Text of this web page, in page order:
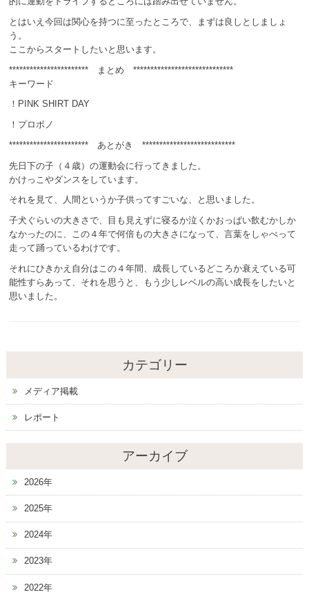
とはいえ今回は関心を持つに至ったところで、まずは良しとしましょ
う。
ここからスタートしたいと思います。
*********************** まとめ *****************************
キーワード
！PINK SHIRT DAY
！プロボノ
*********************** あとがき ***************************
先日下の子（４歳）の運動会に行ってきました。
かけっこやダンスをしています。
それを見て、人間というか子供ってすごいな、と思いました。
子犬ぐらいの大きさで、目も見えずに寝るか泣くかおっぱい飲むかしか
なかったのに、この４年で何倍もの大きさになって、言葉をしゃべって
走って踊っているわけです。
それにひきかえ自分はこの４年間、成長しているどころか衰えている可
能性すらあって、それを思うと、もう少しレベルの高い成長をしたいと
思いました。
カテゴリー
メディア掲載
レポート
アーカイブ
2026年
2025年
2024年
2023年
2022年